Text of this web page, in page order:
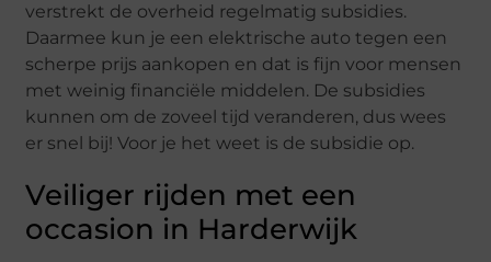
verstrekt de overheid regelmatig subsidies.
Daarmee kun je een elektrische auto tegen een
scherpe prijs aankopen en dat is fijn voor mensen
met weinig financiële middelen. De subsidies
kunnen om de zoveel tijd veranderen, dus wees
er snel bij! Voor je het weet is de subsidie op.
Veiliger rijden met een
occasion in Harderwijk